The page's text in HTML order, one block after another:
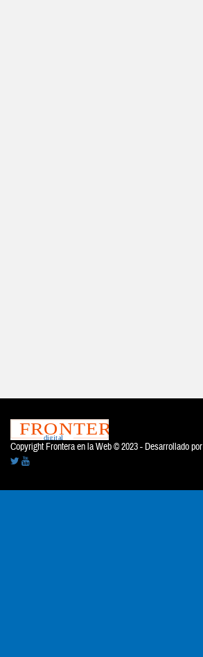
Copyright Frontera en la Web © 2023 - Desarrollado por